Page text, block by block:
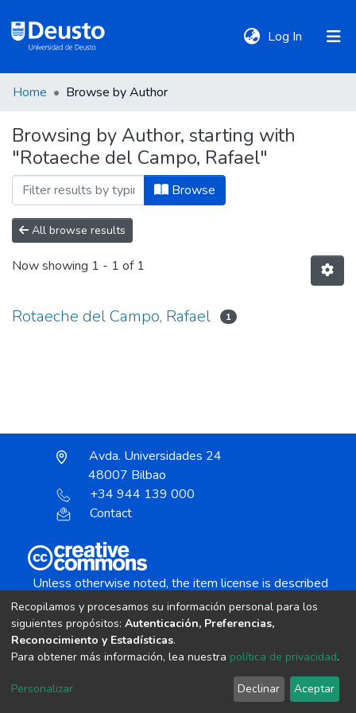
Log In (current)
Communities
&
Collections
All of DSpace
Home Browse by Author
Browsing by Author, starting with
"Rotaeche del Campo, Rafael"
Browse
All browse results
Now showing 1 - 1 of 1
Rotaeche del Campo, Rafael 1
Avda. Universidades 24
48007 Bilbao
+34 944 139 000
Contact
Unless otherwise noted, the item license is described
as:
Creative Commons Attribution-NonCommercial-
copyright © 2002-2026LYRASIS
Send Feedback
Recopilamos y procesamos su información personal para los
siguientes propósitos: Autenticación, Preferencias,
Reconocimiento y Estadísticas.
Para obtener más información, lea nuestra política de privacidad.
Personalizar Declinar Aceptar